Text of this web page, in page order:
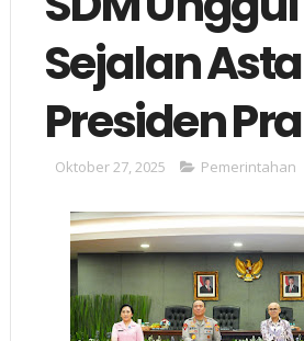
Sejalan
Presiden
Oktober 27, 2025 Pemerintahan